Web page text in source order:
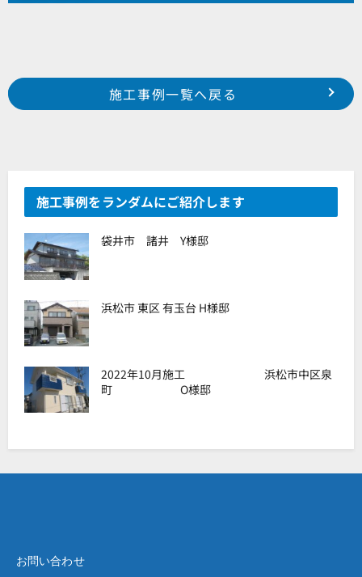
Prev
浜松市 浜北区 小林 O様邸
施工事例一覧へ戻る
施工事例をランダムにご紹介します
袋井市 諸井 Y様邸
浜松市 東区 有玉台 H様邸
2022年10月施工 浜松市中区泉
町 O様邸
お問い合わせ